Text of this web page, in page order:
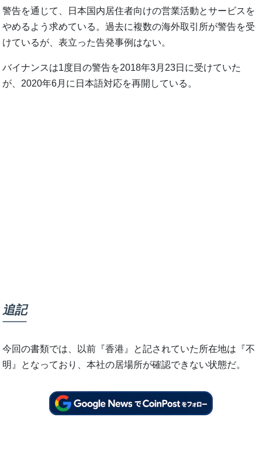
警告を通じて、日本国内居住者向けの営業活動とサービスを
やめるよう求めている。過去に複数の海外取引所が警告を受
けているが、表立った告発事例はない。
バイナンスは1度目の警告を2018年3月23日に受けていた
が、2020年6月に日本語対応を再開している。
追記
今回の書類では、以前『香港』と記されていた所在地は『不
明』となっており、本社の居場所が確認できない状態だ。